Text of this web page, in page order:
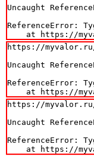
Uncaught
ReferenceError:
at https://
https://
Uncaught
ReferenceError:
at https://
https://
Uncaught
ReferenceError:
at https://